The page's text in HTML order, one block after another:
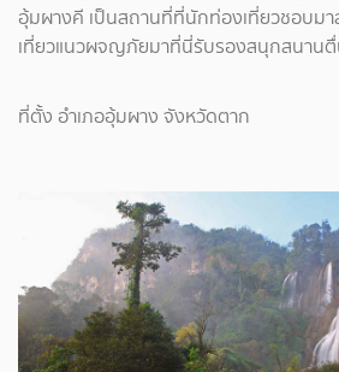
อุ้มผางคี เป็นสถานที่ที่นักท่องเที่ยวชอบม
เที่ยวแนวผจญภัยมาที่นี่รับรองสนุกสนาน
ที่ตั้ง อำเภออุ้มผาง จังหวัดตาก